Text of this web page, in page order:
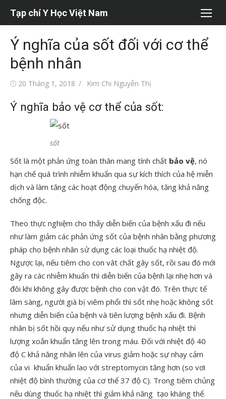
dung
Tạp chí Y Học Việt Nam
Ý nghĩa của sốt đối với cơ thể
bệnh nhân
Đăng20 Tháng 1, 2018
Tác
Kim Chi Nguyễn Thị
Ý nghĩa bảo vệ cơ thể của sốt:
sốt
Sốt là một phản ứng toàn thân mang tính chất bảo vệ, nó
hạn chế quá trình nhiễm khuẩn qua sự kích thích của hệ miễn
dịch và làm tăng các hoạt động chuyển hóa, tăng khả năng
chống độc.
Theo thực nghiệm cho thấy diễn biến của bệnh xấu đi nếu
như làm giảm các phản ứng sốt của bệnh nhân bằng phương
pháp cho bệnh nhân sử dụng các loại thuốc hạ nhiệt độ.
Ngược lại, nếu tiêm cho con vât chất gây sốt, rồi sau đó mới
gây ra các nhiễm khuẩn thì diễn biến của bệnh lại nhẹ hơn và
đôi khi không gây được bệnh cho con vật đó. Trên thực tế
lâm sàng, người già bị viêm phổi thì sốt nhẹ hoặc không sốt
nhưng diễn biến của bệnh và tiên lượng bệnh xấu đi. Bệnh
nhân bị sốt hồi quy nếu như sử dụng thuốc hạ nhiệt thì
lượng xoắn khuẩn tăng lên trong máu. Đối với nhiệt độ 40
độ C khả năng nhân lên của virus giảm hoặc sự nhạy cảm
của vi khuẩn khuẩn lao với streptomycin tăng hơn (so vơi
nhiệt độ bình thường của cơ thể 37 độ C). Trong tiêm chủng
nếu dùng thuốc hạ nhiệt thì giảm khả năng tạo kháng thể.